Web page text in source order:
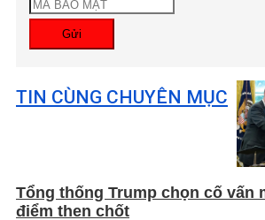
Gửi
TIN CÙNG CHUYÊN MỤC
Tổng thống Trump chọn cố vấn
điểm then chốt